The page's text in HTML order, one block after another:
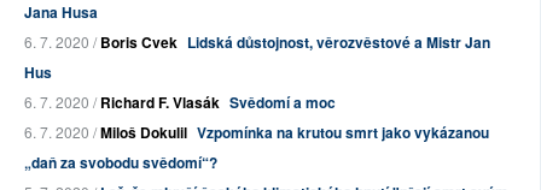
Jana Husa
6. 7. 2020 /Boris Cvek Lidská důstojnost, věrozvěstové a Mistr Jan
Hus
6. 7. 2020 /Richard F. Vlasák Svědomí a moc
6. 7. 2020 /Miloš Dokulil Vzpomínka na krutou smrt jako vykázanou
„daň za svobodu svědomí“?